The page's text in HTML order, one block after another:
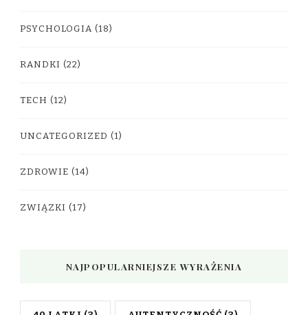
PSYCHOLOGIA (18)
RANDKI (22)
TECH (12)
UNCATEGORIZED (1)
ZDROWIE (14)
ZWIĄZKI (17)
NAJPOPULARNIEJSZE WYRAŻENIA